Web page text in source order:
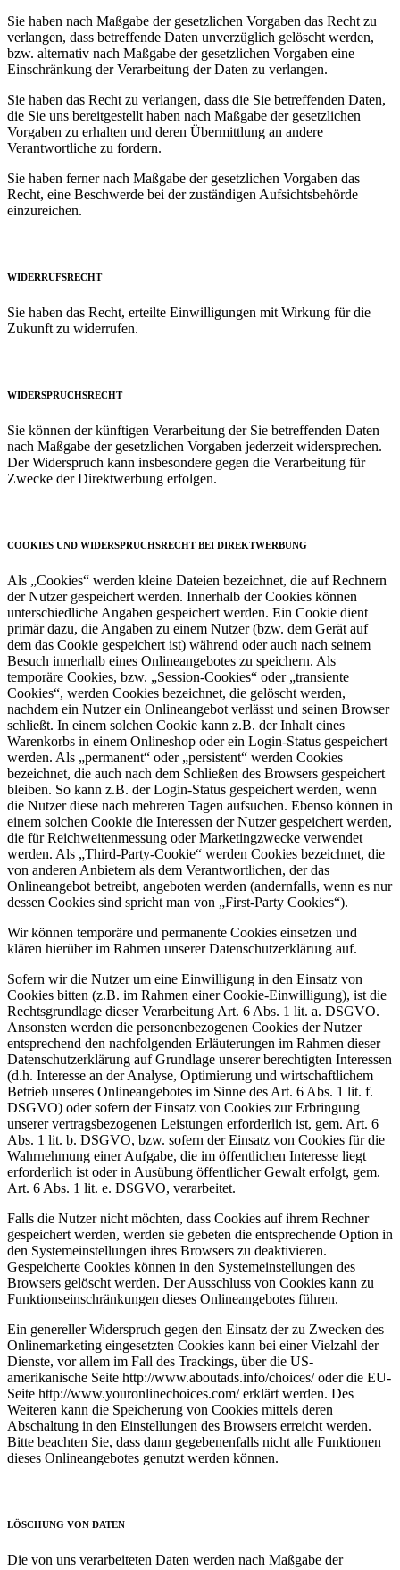
Sie haben nach Maßgabe der gesetzlichen Vorgaben das Recht zu
verlangen, dass betreffende Daten unverzüglich gelöscht werden,
bzw. alternativ nach Maßgabe der gesetzlichen Vorgaben eine
Einschränkung der Verarbeitung der Daten zu verlangen.
Sie haben das Recht zu verlangen, dass die Sie betreffenden Daten,
die Sie uns bereitgestellt haben nach Maßgabe der gesetzlichen
Vorgaben zu erhalten und deren Übermittlung an andere
Verantwortliche zu fordern.
Sie haben ferner nach Maßgabe der gesetzlichen Vorgaben das
Recht, eine Beschwerde bei der zuständigen Aufsichtsbehörde
einzureichen.
WIDERRUFSRECHT
Sie haben das Recht, erteilte Einwilligungen mit Wirkung für die
Zukunft zu widerrufen.
WIDERSPRUCHSRECHT
Sie können der künftigen Verarbeitung der Sie betreffenden Daten
nach Maßgabe der gesetzlichen Vorgaben jederzeit widersprechen.
Der Widerspruch kann insbesondere gegen die Verarbeitung für
Zwecke der Direktwerbung erfolgen.
COOKIES UND WIDERSPRUCHSRECHT BEI DIREKTWERBUNG
Als „Cookies“ werden kleine Dateien bezeichnet, die auf Rechnern
der Nutzer gespeichert werden. Innerhalb der Cookies können
unterschiedliche Angaben gespeichert werden. Ein Cookie dient
primär dazu, die Angaben zu einem Nutzer (bzw. dem Gerät auf
dem das Cookie gespeichert ist) während oder auch nach seinem
Besuch innerhalb eines Onlineangebotes zu speichern. Als
temporäre Cookies, bzw. „Session-Cookies“ oder „transiente
Cookies“, werden Cookies bezeichnet, die gelöscht werden,
nachdem ein Nutzer ein Onlineangebot verlässt und seinen Browser
schließt. In einem solchen Cookie kann z.B. der Inhalt eines
Warenkorbs in einem Onlineshop oder ein Login-Status gespeichert
werden. Als „permanent“ oder „persistent“ werden Cookies
bezeichnet, die auch nach dem Schließen des Browsers gespeichert
bleiben. So kann z.B. der Login-Status gespeichert werden, wenn
die Nutzer diese nach mehreren Tagen aufsuchen. Ebenso können in
einem solchen Cookie die Interessen der Nutzer gespeichert werden,
die für Reichweitenmessung oder Marketingzwecke verwendet
werden. Als „Third-Party-Cookie“ werden Cookies bezeichnet, die
von anderen Anbietern als dem Verantwortlichen, der das
Onlineangebot betreibt, angeboten werden (andernfalls, wenn es nur
dessen Cookies sind spricht man von „First-Party Cookies“).
Wir können temporäre und permanente Cookies einsetzen und
klären hierüber im Rahmen unserer Datenschutzerklärung auf.
Sofern wir die Nutzer um eine Einwilligung in den Einsatz von
Cookies bitten (z.B. im Rahmen einer Cookie-Einwilligung), ist die
Rechtsgrundlage dieser Verarbeitung Art. 6 Abs. 1 lit. a. DSGVO.
Ansonsten werden die personenbezogenen Cookies der Nutzer
entsprechend den nachfolgenden Erläuterungen im Rahmen dieser
Datenschutzerklärung auf Grundlage unserer berechtigten Interessen
(d.h. Interesse an der Analyse, Optimierung und wirtschaftlichem
Betrieb unseres Onlineangebotes im Sinne des Art. 6 Abs. 1 lit. f.
DSGVO) oder sofern der Einsatz von Cookies zur Erbringung
unserer vertragsbezogenen Leistungen erforderlich ist, gem. Art. 6
Abs. 1 lit. b. DSGVO, bzw. sofern der Einsatz von Cookies für die
Wahrnehmung einer Aufgabe, die im öffentlichen Interesse liegt
erforderlich ist oder in Ausübung öffentlicher Gewalt erfolgt, gem.
Art. 6 Abs. 1 lit. e. DSGVO, verarbeitet.
Falls die Nutzer nicht möchten, dass Cookies auf ihrem Rechner
gespeichert werden, werden sie gebeten die entsprechende Option in
den Systemeinstellungen ihres Browsers zu deaktivieren.
Gespeicherte Cookies können in den Systemeinstellungen des
Browsers gelöscht werden. Der Ausschluss von Cookies kann zu
Funktionseinschränkungen dieses Onlineangebotes führen.
Ein genereller Widerspruch gegen den Einsatz der zu Zwecken des
Onlinemarketing eingesetzten Cookies kann bei einer Vielzahl der
Dienste, vor allem im Fall des Trackings, über die US-
amerikanische Seite http://www.aboutads.info/choices/ oder die EU-
Seite http://www.youronlinechoices.com/ erklärt werden. Des
Weiteren kann die Speicherung von Cookies mittels deren
Abschaltung in den Einstellungen des Browsers erreicht werden.
Bitte beachten Sie, dass dann gegebenenfalls nicht alle Funktionen
dieses Onlineangebotes genutzt werden können.
LÖSCHUNG VON DATEN
Die von uns verarbeiteten Daten werden nach Maßgabe der